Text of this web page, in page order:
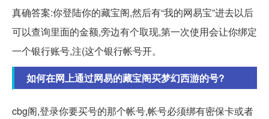
真确答案:你登陆你的藏宝阁,然后有“我的网易宝”进去以后
可以查询里面的金额,旁边有个取现,第一次使用会让你绑定
一个银行账号,注(这个银行帐号开。
如何在网上通过网易的藏宝阁买梦幻西游的号?
cbg阁,登录你要买号的那个帐号,帐号必须绑有密保卡或者